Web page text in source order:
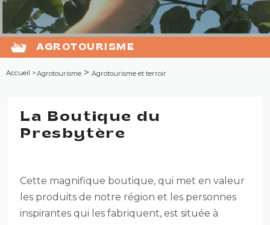
AGROTOURISME
Accueil >Agrotourisme > Agrotourisme et terroir
La Boutique du
Presbytère
Cette magnifique boutique, qui met en valeur
les produits de notre région et les personnes
inspirantes qui les fabriquent, est située à